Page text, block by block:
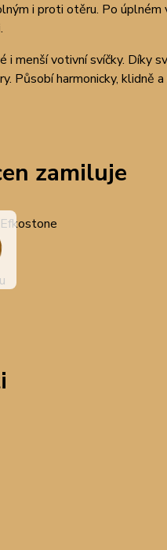
i proti otěru. Po
.
i menší votivní svíčky. Díky
Působí harmonicky, klidně
zamiluje